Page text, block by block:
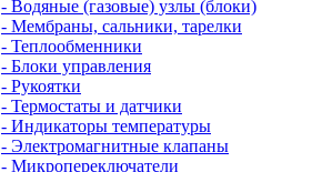
- Водяные (газовые) узлы (блоки)
- Мембраны, сальники, тарелки
- Теплообменники
- Блоки управления
- Рукоятки
- Термостаты и датчики
- Индикаторы температуры
- Электромагнитные клапаны
- Микропереключатели